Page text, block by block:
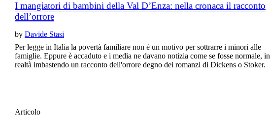
I mangiatori di bambini della Val D’Enza: nella cronaca il racconto
dell’orrore
byDavide Stasi
Per legge in Italia la povertà familiare non è un motivo per sottrarre i minori alle
famiglie. Eppure è accaduto e i media ne davano notizia come se fosse normale, in
realtà imbastendo un racconto dell'orrore degno dei romanzi di Dickens o Stoker.
Articolo